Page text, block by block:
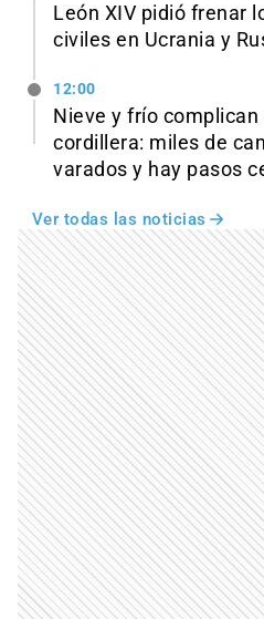
León XIV pidió frenar
civiles en Ucrania y
12:00
Nieve y frío
cordillera: miles de
varados y hay pasos
Ver todas las noticias